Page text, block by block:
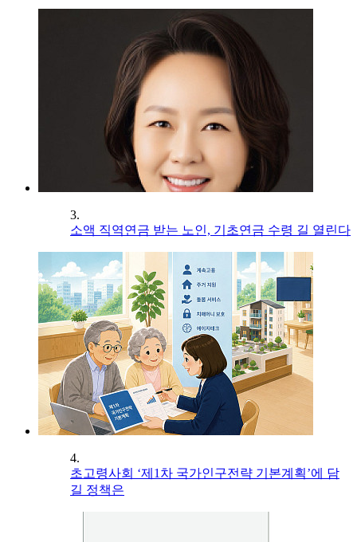
3.
소액 직역연금 받는 노인, 기초연금 수령 길 열린다
4.
초고령사회 ‘제1차 국가인구전략 기본계획’에 담
길 정책은